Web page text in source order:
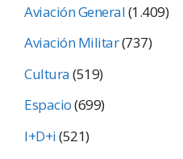
Aviación General(1.409)
Aviación Militar(737)
Cultura(519)
Espacio(699)
I+D+i(521)